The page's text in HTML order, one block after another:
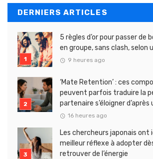
DERNIERS ARTICLES
5 règles d’or pour passer de
en groupe, sans clash, selon
9 heures ago
‘Mate Retention’ : ces
peuvent parfois traduire la
partenaire s’éloigner d’après
16 heures ago
Les chercheurs japonais ont
meilleur réflexe à adopter
retrouver de l’énergie